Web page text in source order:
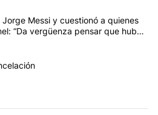
con más comentarios en los
el título "Milei despidió a Jorge
Messi y cuestionó a quienes
“Da vergüenza pensar que hubo
el título "Canciller de cancelación"